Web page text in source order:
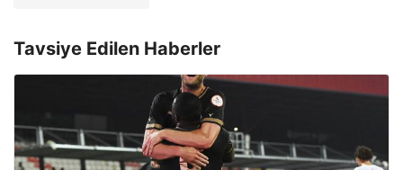
Tavsiye Edilen Haberler